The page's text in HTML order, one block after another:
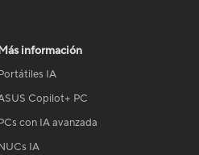
información
IA
Copilot+ PC
con IA avanzada
IA